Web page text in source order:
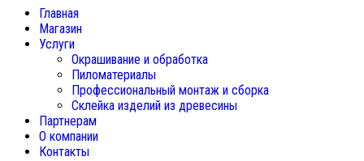
Главная
Магазин
Услуги
Окрашивание и обработка
Пиломатериалы
Профессиональный монтаж и сборка
Склейка изделий из древесины
Партнерам
О компании
Контакты